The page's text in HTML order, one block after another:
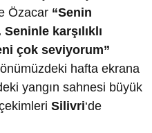
Özacar “Senin
karşılıklı
çok seviyorum”
önümüzdeki hafta ekrana
yangın sahnesi büyük
Silivri‘de